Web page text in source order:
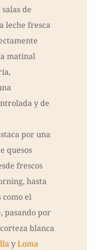
de
leche fresca
matinal
y de
por una
quesos
frescos
hasta
como el
pasando por
blanca
yLoma